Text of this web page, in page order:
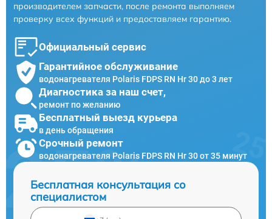
производителем запчасти, после ремонта выполняем
проверку всех функций и предоставляем гарантию.
Официальный сервис
Гарантийное обслуживание
водонагревателя Polaris FDPS RN Hr 30 до 3 лет
Диагностика за наш счет,
ремонт по желанию
Бесплатный выезд курьера
в день обращения
Срочный ремонт
водонагревателя Polaris FDPS RN Hr 30 от 35 минут
Бесплатная консультация со
специалистом